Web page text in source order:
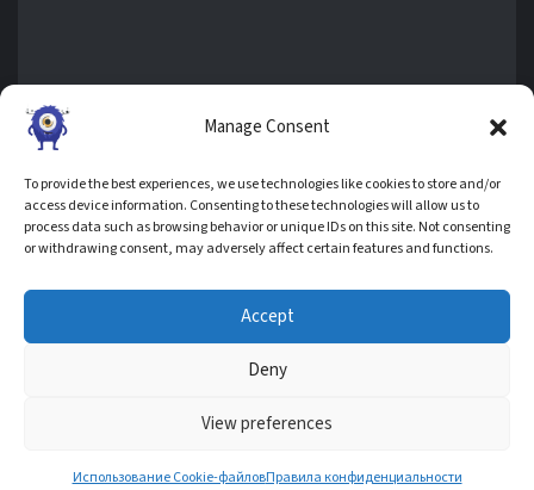
Manage Consent
To provide the best experiences, we use technologies like cookies to store and/or
access device information. Consenting to these technologies will allow us to
process data such as browsing behavior or unique IDs on this site. Not consenting
or withdrawing consent, may adversely affect certain features and functions.
Accept
Deny
View preferences
Использование Cookie-файловПравила конфиденциальности
СЛЕДИТЕ ЗА НАМИ В СОЦ.СЕТЯХ
ПРАВИЛА КОНФИДЕНЦИАЛЬНОСТИ